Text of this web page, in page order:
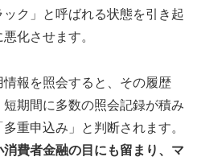
ク」と呼ばれる状態を引き起
化させます。
報を照会すると、その履歴
短期間に多数の照会記録が積み
重申込み」と判断されます。
費者金融の目にも留まり、マ